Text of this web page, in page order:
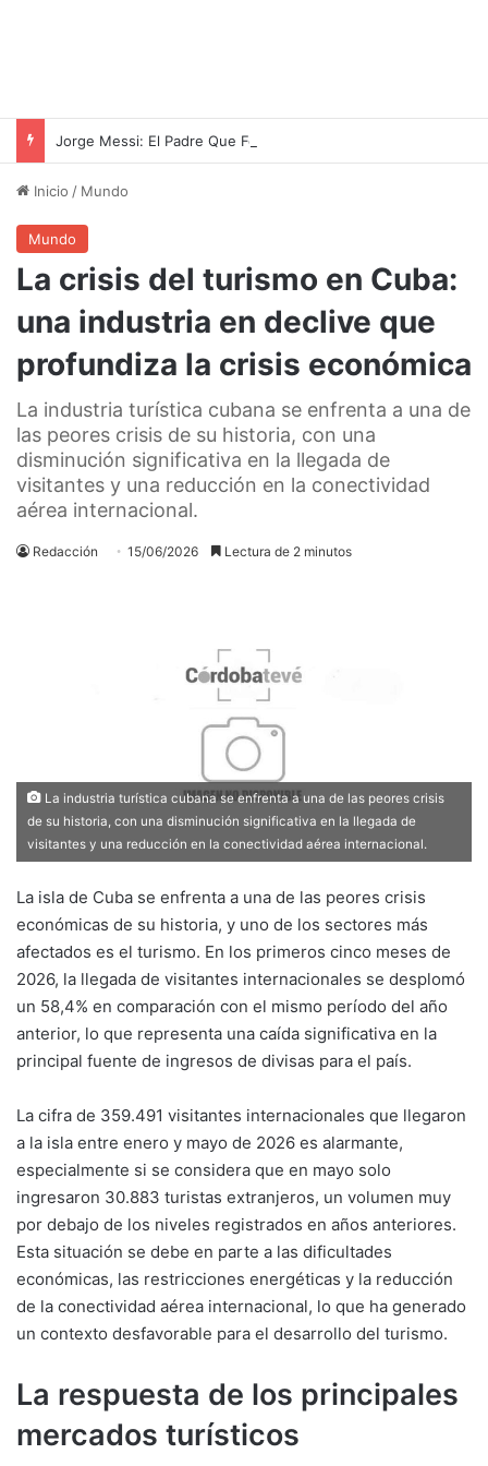
Jorge Messi: El Padre Que Forjó La Leyenda De Lionel
Inicio / Mundo
Mundo
La crisis del turismo en Cuba:
una industria en declive que
profundiza la crisis económica
La industria turística cubana se enfrenta a una de
las peores crisis de su historia, con una
disminución significativa en la llegada de
visitantes y una reducción en la conectividad
aérea internacional.
Redacción 15/06/2026 Lectura de 2 minutos
La industria turística cubana se enfrenta a una de las peores crisis
de su historia, con una disminución significativa en la llegada de
visitantes y una reducción en la conectividad aérea internacional.
La isla de Cuba se enfrenta a una de las peores crisis
económicas de su historia, y uno de los sectores más
afectados es el turismo. En los primeros cinco meses de
2026, la llegada de visitantes internacionales se desplomó
un 58,4% en comparación con el mismo período del año
anterior, lo que representa una caída significativa en la
principal fuente de ingresos de divisas para el país.
La cifra de 359.491 visitantes internacionales que llegaron
a la isla entre enero y mayo de 2026 es alarmante,
especialmente si se considera que en mayo solo
ingresaron 30.883 turistas extranjeros, un volumen muy
por debajo de los niveles registrados en años anteriores.
Esta situación se debe en parte a las dificultades
económicas, las restricciones energéticas y la reducción
de la conectividad aérea internacional, lo que ha generado
un contexto desfavorable para el desarrollo del turismo.
La respuesta de los principales
mercados turísticos